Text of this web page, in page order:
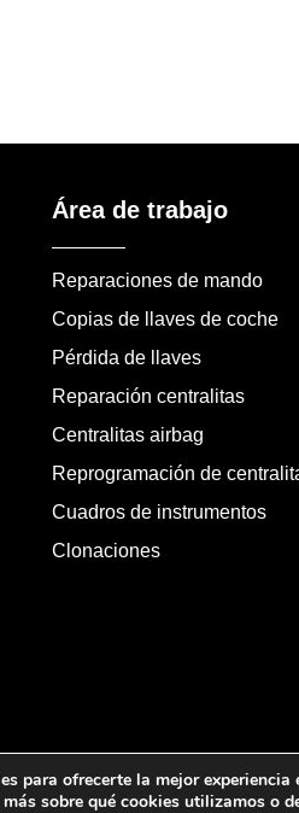
Área de trabajo
Reparaciones de mando
Copias de llaves de coche
Pérdida de llaves
Reparación centralitas
Centralitas airbag
Reprogramación de
Cuadros de instrumentos
Clonaciones
Todos los derechos reservados.
para ofrecerte la mejor experiencia
más sobre qué cookies utilizamos o